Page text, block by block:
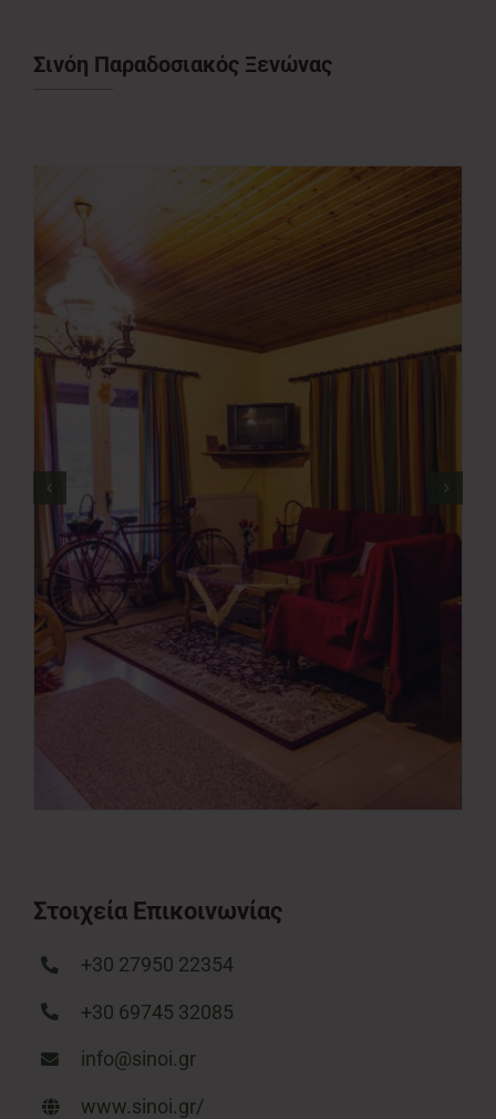
Νέα
Σινόη Παραδοσιακός Ξενώνας
Στοιχεία Επικοινωνίας
+30 27950 22354
+30 69745 32085
info@sinoi.gr
www.sinoi.gr/